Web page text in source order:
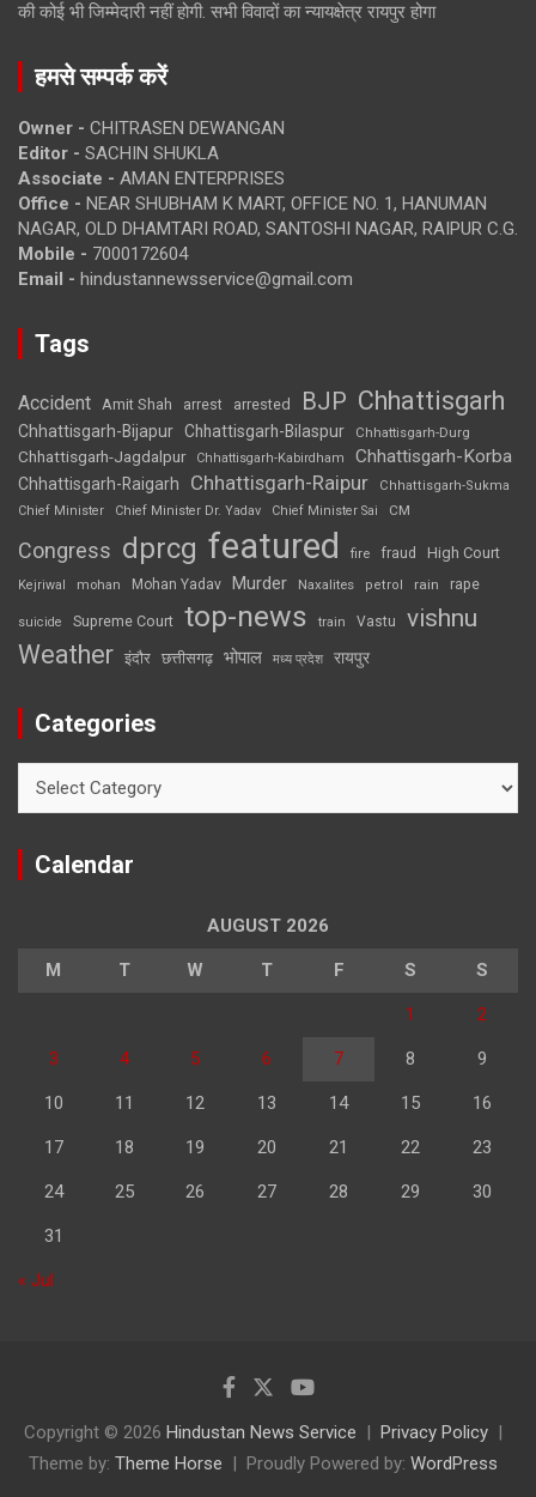
की कोई भी जिम्मेदारी नहीं होगी. सभी विवादों का न्यायक्षेत्र रायपुर होगा
हमसे सम्पर्क करें
Owner - CHITRASEN DEWANGAN
Editor - SACHIN SHUKLA
Associate - AMAN ENTERPRISES
Office - NEAR SHUBHAM K MART, OFFICE NO. 1, HANUMAN
NAGAR, OLD DHAMTARI ROAD, SANTOSHI NAGAR, RAIPUR C.G.
Mobile - 7000172604
Email - hindustannewsservice@gmail.com
Tags
Accident Amit Shah arrest arrested BJP Chhattisgarh
Chhattisgarh-Bijapur Chhattisgarh-Bilaspur Chhattisgarh-Durg
Chhattisgarh-Jagdalpur Chhattisgarh-Kabirdham Chhattisgarh-Korba
Chhattisgarh-Raigarh Chhattisgarh-Raipur
Chhattisgarh-Sukma
Chief Minister
Chief Minister Dr. Yadav Chief Minister Sai CM
Congress dprcg featured fire fraud High Court
Kejriwal mohan Mohan Yadav Murder Naxalites petrol rain rape
suicide Supreme Court top-news train Vastu vishnu
Weather इंदौर छत्तीसगढ़ भोपाल मध्य प्रदेश रायपुर
Categories
Calendar
AUGUST 2026
M T W T F S S
1 2
3 4 5 6 7 8 9
10 11 12 13 14 15 16
17 18 19 20 21 22 23
24 25 26 27 28 29 30
31
« Jul
Copyright © 2026 Hindustan News Service
Privacy Policy
Theme by: Theme Horse Proudly Powered by: WordPress